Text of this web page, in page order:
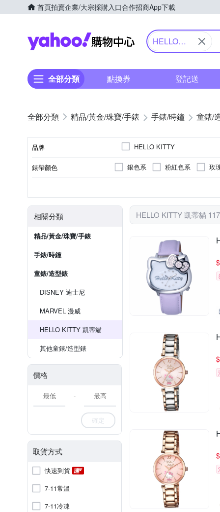
首頁拍賣企業/大宗採購入口合作招商App下載
Yahoo購物中心
HELLO
全部分類 點換券 登記送
精品/黃金/珠寶/手錶 手錶/時鐘 童錶/
品牌 HELLO KITTY
錶帶顏色 銀色系 粉紅色系 玫
相關分類
精品/黃金/珠寶/手錶
手錶/時鐘
童錶/造型錶
DISNEY 迪士尼
MARVEL 漫威
HELLO KITTY 凱蒂貓
其他童錶/造型錶
價格
-
確定
取貨方式
快速到貨
7-11常溫
7-11冷凍
HELLO KITTY 凱蒂貓
$
$
$